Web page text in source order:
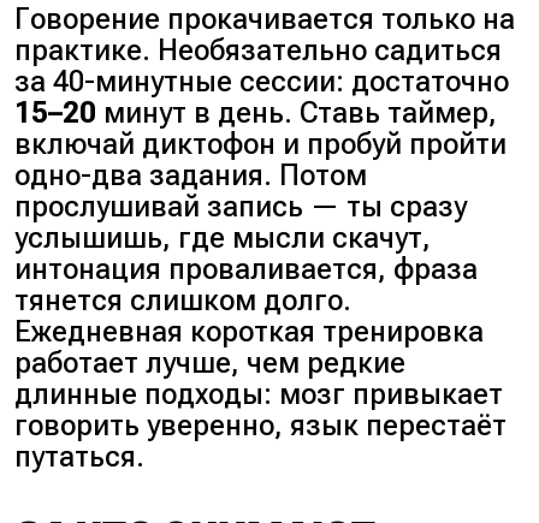
Говорение прокачивается только на
практике. Необязательно садиться
за 40-минутные сессии: достаточно
15–20 минут в день. Ставь таймер,
включай диктофон и пробуй пройти
одно-два задания. Потом
прослушивай запись — ты сразу
услышишь, где мысли скачут,
интонация проваливается, фраза
тянется слишком долго.
Ежедневная короткая тренировка
работает лучше, чем редкие
длинные подходы: мозг привыкает
говорить уверенно, язык перестаёт
путаться.